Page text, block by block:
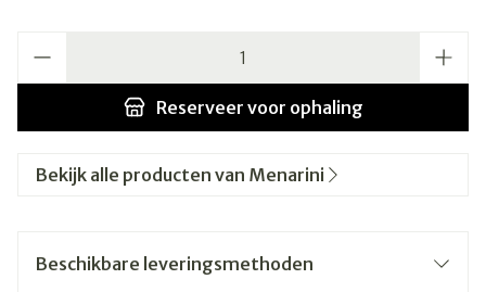
Reserveer voor ophaling
Bekijk alle producten van Menarini
Beschikbare leveringsmethoden